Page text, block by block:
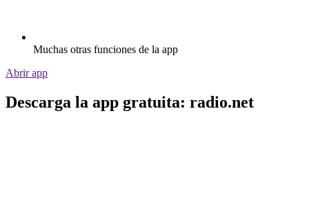
Muchas otras funciones de la app
Abrir app
Descarga la app gratuita: radio.net